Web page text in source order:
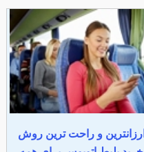
ارزانترین و راحت ترین روش